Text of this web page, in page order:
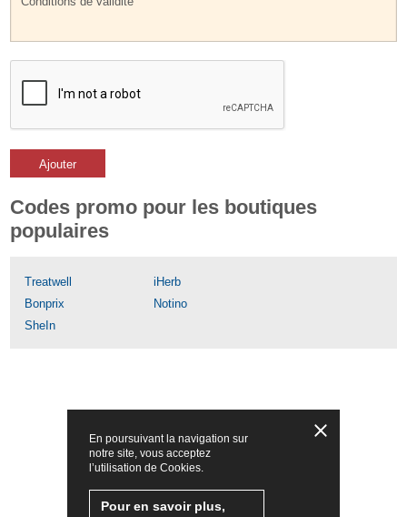
Ajouter
Codes promo pour les boutiques
populaires
Treatwell
iHerb
Bonprix
Notino
SheIn
En poursuivant la navigation sur
notre site, vous acceptez
l’utilisation de Cookies.
Pour en savoir plus,